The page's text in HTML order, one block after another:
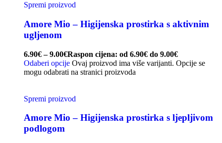
Spremi proizvod
Amore Mio – Higijenska prostirka s aktivnim
ugljenom
6.90€ – 9.00€Raspon cijena: od 6.90€ do 9.00€
Odaberi opcije Ovaj proizvod ima više varijanti. Opcije se
mogu odabrati na stranici proizvoda
Spremi proizvod
Amore Mio – Higijenska prostirka s ljepljivom
podlogom